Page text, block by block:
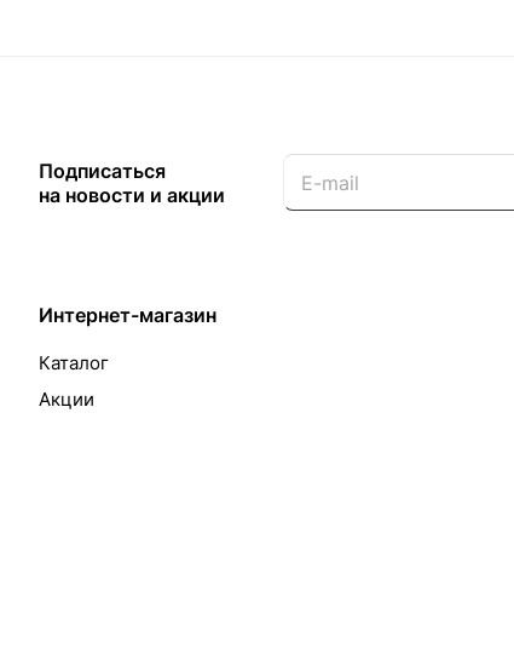
Подписаться
на новости и акции
Интернет-магазин
Каталог
Акции